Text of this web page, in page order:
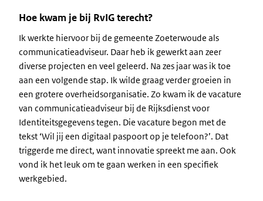
Hoe kwam je bij RvIG terecht?
Ik werkte hiervoor bij de gemeente Zoeterwoude als
communicatieadviseur. Daar heb ik gewerkt aan zeer
diverse projecten en veel geleerd. Na zes jaar was ik toe
aan een volgende stap. Ik wilde graag verder groeien in
een grotere overheidsorganisatie. Zo kwam ik de vacature
van communicatieadviseur bij de Rijksdienst voor
Identiteitsgegevens tegen. Die vacature begon met de
tekst ‘Wil jij een digitaal paspoort op je telefoon?’. Dat
triggerde me direct, want innovatie spreekt me aan. Ook
vond ik het leuk om te gaan werken in een specifiek
werkgebied.